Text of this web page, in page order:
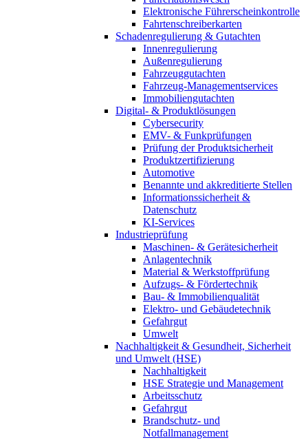
Elektronische Führerscheinkontrolle
Fahrtenschreiberkarten
Schadenregulierung & Gutachten
Innenregulierung
Außenregulierung
Fahrzeuggutachten
Fahrzeug-Managementservices
Immobiliengutachten
Digital- & Produktlösungen
Cybersecurity
EMV- & Funkprüfungen
Prüfung der Produktsicherheit
Produktzertifizierung
Automotive
Benannte und akkreditierte Stellen
Informationssicherheit &
Datenschutz
KI-Services
Industrieprüfung
Maschinen- & Gerätesicherheit
Anlagentechnik
Material & Werkstoffprüfung
Aufzugs- & Fördertechnik
Bau- & Immobilienqualität
Elektro- und Gebäudetechnik
Gefahrgut
Umwelt
Nachhaltigkeit & Gesundheit, Sicherheit
und Umwelt (HSE)
Nachhaltigkeit
HSE Strategie und Management
Arbeitsschutz
Gefahrgut
Brandschutz- und
Notfallmanagement